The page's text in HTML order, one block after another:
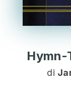
Hymn-
di